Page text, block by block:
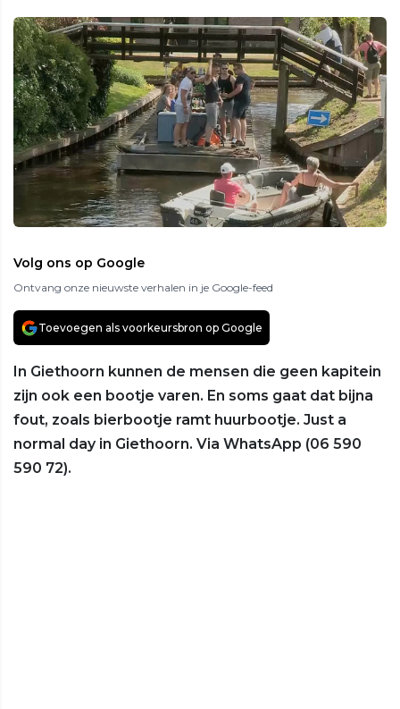
Volg ons op Google
Ontvang onze nieuwste verhalen in je Google-feed
Toevoegen als voorkeursbron op Google
In Giethoorn kunnen de mensen die geen kapitein
zijn ook een bootje varen. En soms gaat dat bijna
fout, zoals bierbootje ramt huurbootje. Just a
normal day in Giethoorn. Via WhatsApp (06 590
590 72).